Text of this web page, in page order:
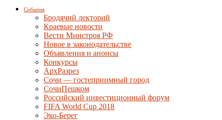
События
Бродячий лекторий
Краевые новости
Вести Минстроя РФ
Новое в законодательстве
Объявления и анонсы
Конкурсы
АрхРазрез
Сочи — гостеприимный город
СочиПешком
Российский инвестиционный форум
FIFA World Cup 2018
Эко-Берег